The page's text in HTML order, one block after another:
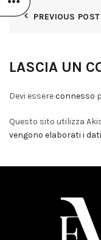
PREVIOUS POST
LASCIA UN
Devi essereconnesso
Questo sito utilizza
vengono elaborati i